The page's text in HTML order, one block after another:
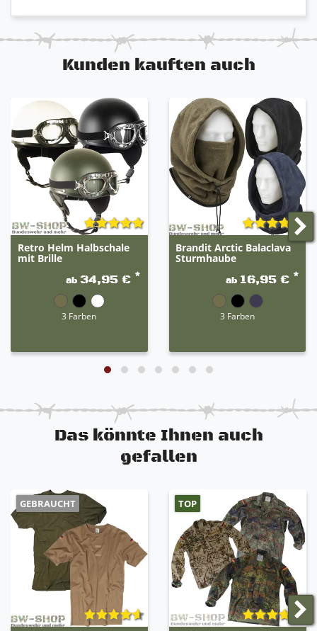
Kunden kauften auch
Retro Helm Halbschale
mit Brille
ab34,95 € *
3 Farben
Brandit Arctic Balaclava
Sturmhaube
ab 16,95 € *
3 Farben
Das könnte Ihnen auch
gefallen
GEBRAUCHT TOP